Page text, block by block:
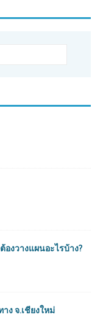
งวางแผนอะไรบ้าง?
ง จ.เชียงใหม่